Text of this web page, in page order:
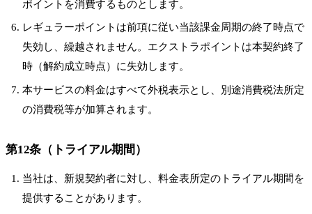
ポイントを消費するものとします。
レギュラーポイントは前項に従い当該課金周期の終了時点で
失効し、繰越されません。エクストラポイントは本契約終了
時（解約成立時点）に失効します。
本サービスの料金はすべて外税表示とし、別途消費税法所定
の消費税等が加算されます。
第12条（トライアル期間）
当社は、新規契約者に対し、料金表所定のトライアル期間を
提供することがあります。